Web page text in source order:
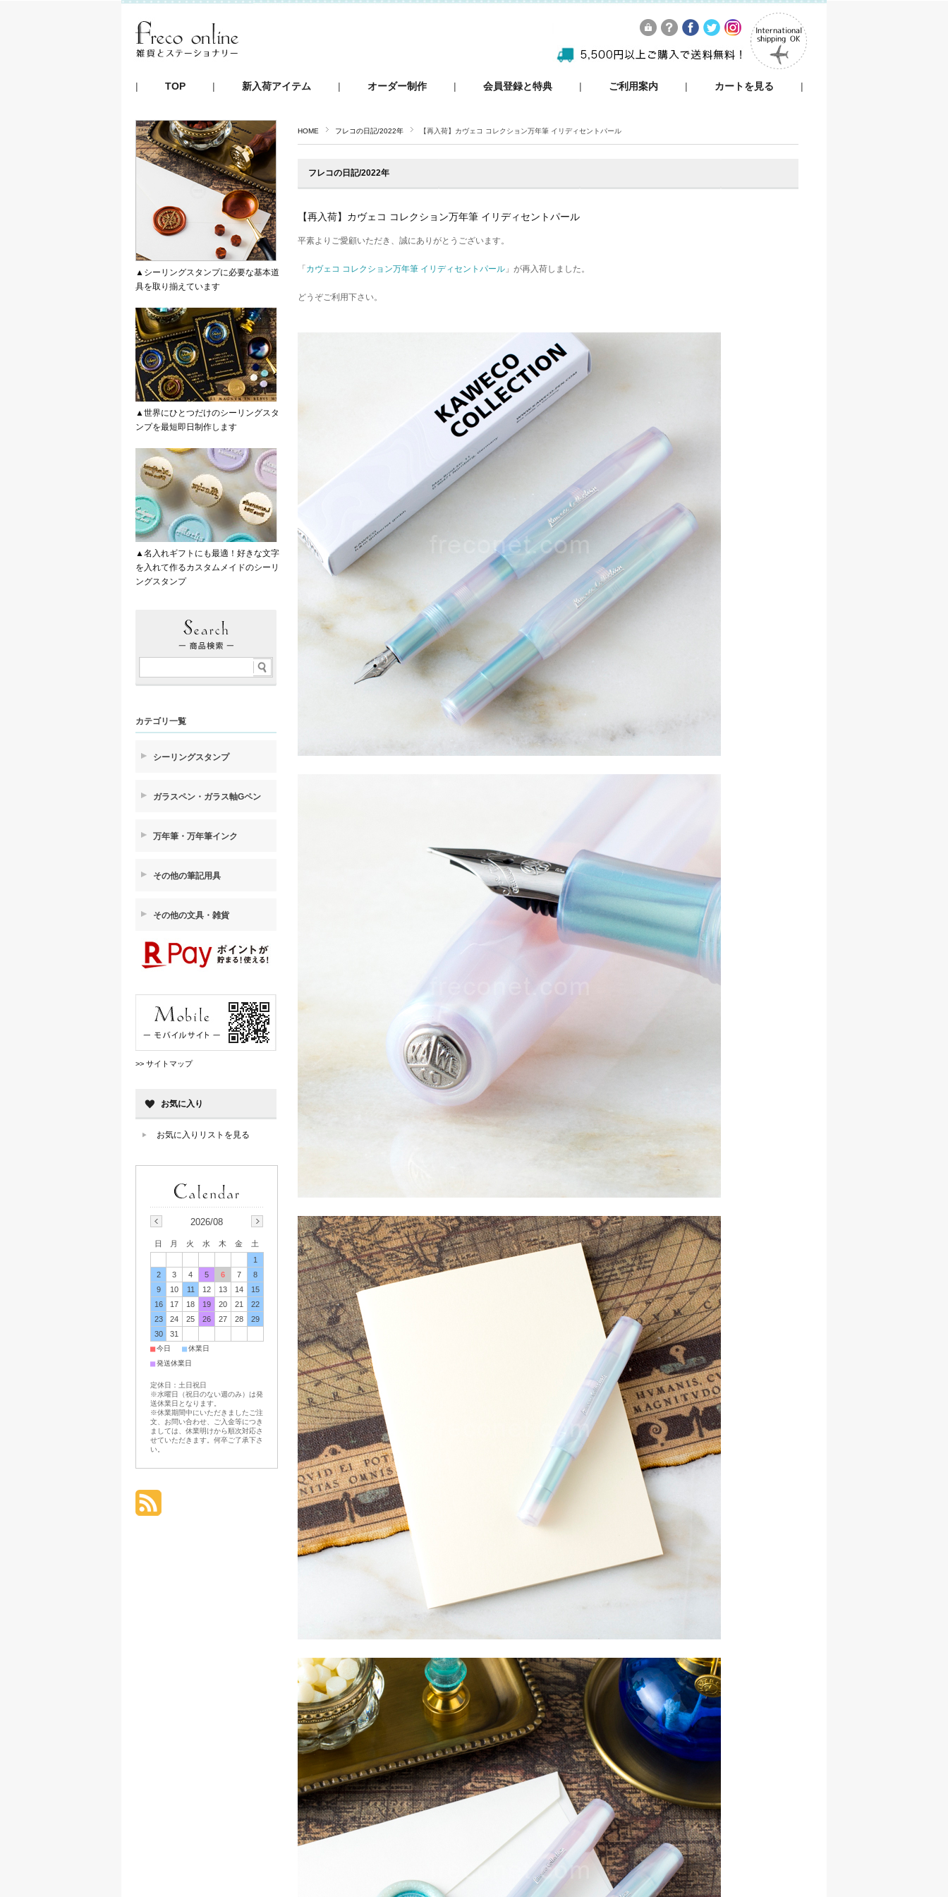
TOP 新入荷アイテム オーダー制作 会員登録と特典 ご利用案内 カートを見る
HOME フレコの日記/2022年 【再入荷】カヴェコ コレクション万年筆 イリディセントパール
フレコの日記/2022年
【再入荷】カヴェコ コレクション万年筆 イリディセントパール
平素よりご愛顧いただき、誠にありがとうございます。
「 カヴェコ コレクション万年筆 イリディセントパール 」が再入荷しました。
どうぞご利用下さい。
▲シーリングスタンプに必要な基本道
具を取り揃えています
▲世界にひとつだけのシーリングスタ
ンプを最短即日制作します
▲名入れギフトにも最適！好きな文字
を入れて作るカスタムメイドのシーリ
ングスタンプ
カテゴリ一覧
シーリングスタンプ
ガラスペン・ガラス軸Gペン
万年筆・万年筆インク
その他の筆記用具
その他の文具・雑貨
>> サイトマップ
お気に入り
お気に入りリストを見る
2026/08
日 月 火 水 木 金
土
1
2
3 4 5 6 7
8
9
10 11 12 13 14
15
16
17 18 19 20 21
22
23
24 25 26 27 28
29
30
31
■今日 ■休業日
■発送休業日
定休日：土日祝日
※水曜日（祝日のない週のみ）は発
送休業日となります。
※休業期間中にいただきましたご注
文、お問い合わせ、ご入金等につき
ましては、休業明けから順次対応さ
せていただきます。何卒ご了承下さ
い。